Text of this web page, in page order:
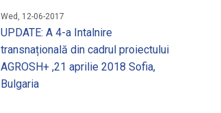
Wed, 12-06-2017
UPDATE: A 4-a Intalnire
transnațională din cadrul proiectului
AGROSH+ ,21 aprilie 2018 Sofia,
Bulgaria